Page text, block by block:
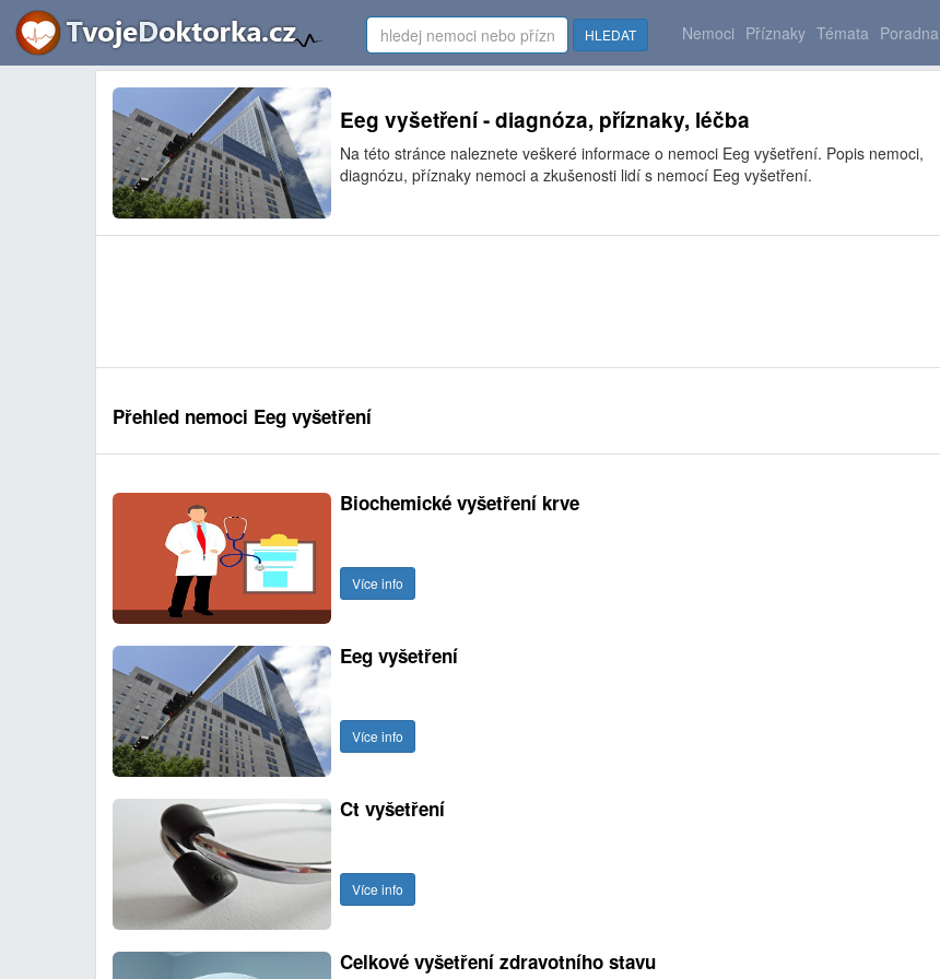
HLEDAT Nemoci Příznaky Témata Poradna
Eeg vyšetření - diagnóza, příznaky, léčba
Na této stránce naleznete veškeré informace o nemoci Eeg vyšetření. Popis nemoci,
diagnózu, příznaky nemoci a zkušenosti lidí s nemocí Eeg vyšetření.
Přehled nemoci Eeg vyšetření
Biochemické vyšetření krve
Více info
Eeg vyšetření
Více info
Ct vyšetření
Více info
Celkové vyšetření zdravotního stavu